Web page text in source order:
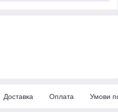
Доставка Оплата Умови